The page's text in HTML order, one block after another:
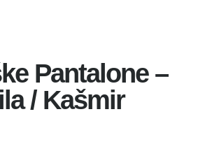
Pantalone –
/ Kašmir